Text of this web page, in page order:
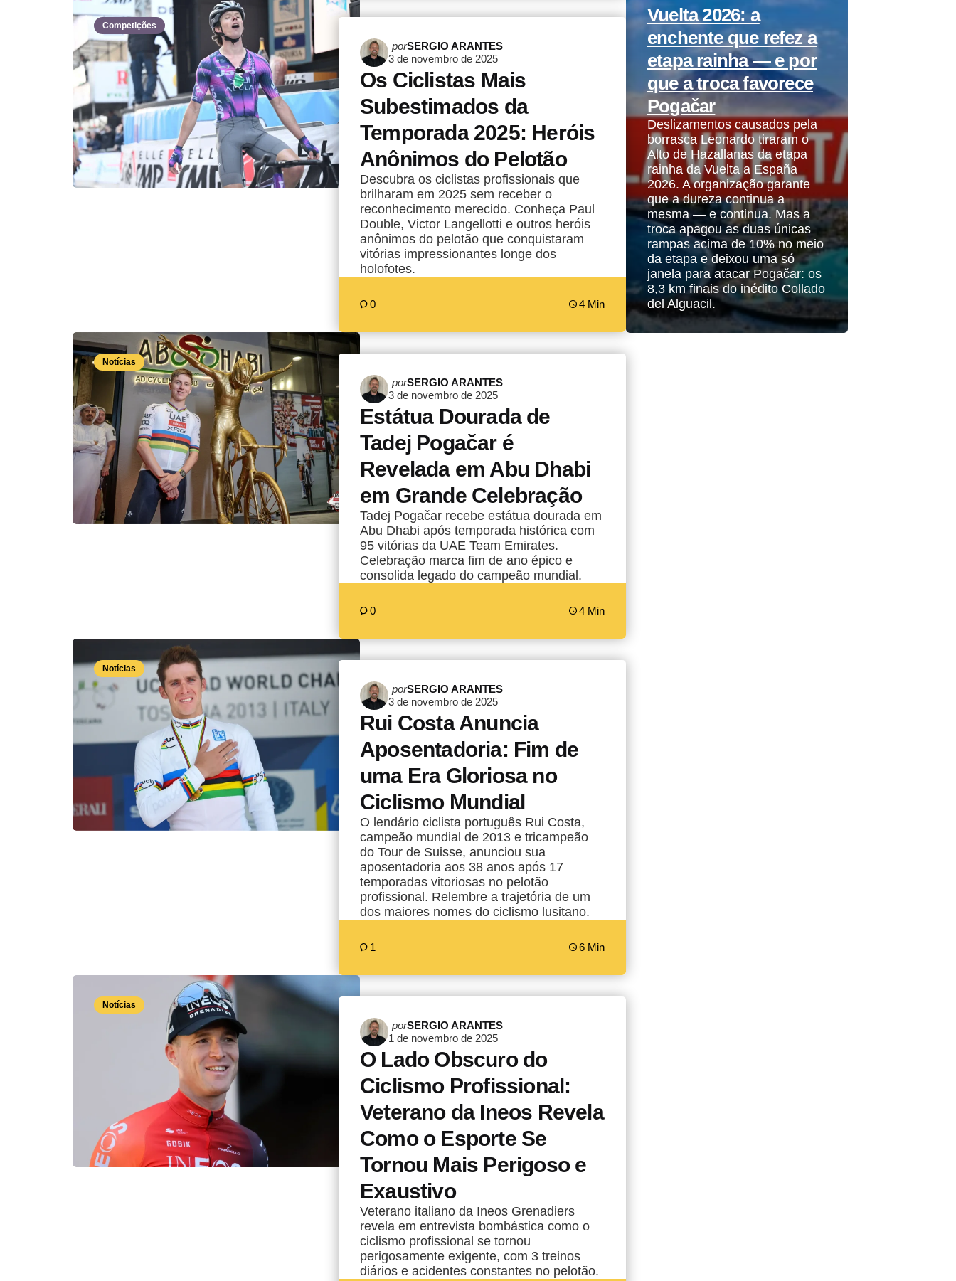
Competições
Postado
por
porSERGIO ARANTES
3 de novembro de 2025
Os Ciclistas Mais
Subestimados da
Temporada 2025: Heróis
Anônimos do Pelotão
Descubra os ciclistas profissionais que
brilharam em 2025 sem receber o
reconhecimento merecido. Conheça Paul
Double, Victor Langellotti e outros heróis
anônimos do pelotão que conquistaram
vitórias impressionantes longe dos
holofotes.
0 4 Min
Notícias
Postado
por
porSERGIO ARANTES
3 de novembro de 2025
Estátua Dourada de
Tadej Pogačar é
Revelada em Abu Dhabi
em Grande Celebração
Tadej Pogačar recebe estátua dourada em
Abu Dhabi após temporada histórica com
95 vitórias da UAE Team Emirates.
Celebração marca fim de ano épico e
consolida legado do campeão mundial.
0 4 Min
Notícias
Postado
por
porSERGIO ARANTES
3 de novembro de 2025
Rui Costa Anuncia
Aposentadoria: Fim de
uma Era Gloriosa no
Ciclismo Mundial
O lendário ciclista português Rui Costa,
campeão mundial de 2013 e tricampeão
do Tour de Suisse, anunciou sua
aposentadoria aos 38 anos após 17
temporadas vitoriosas no pelotão
profissional. Relembre a trajetória de um
dos maiores nomes do ciclismo lusitano.
1 6 Min
Notícias
Postado
por
porSERGIO ARANTES
1 de novembro de 2025
O Lado Obscuro do
Ciclismo Profissional:
Veterano da Ineos Revela
Como o Esporte Se
Tornou Mais Perigoso e
Exaustivo
Veterano italiano da Ineos Grenadiers
revela em entrevista bombástica como o
ciclismo profissional se tornou
perigosamente exigente, com 3 treinos
diários e acidentes constantes no pelotão.
Vuelta 2026: a
enchente que refez a
etapa rainha — e por
que a troca favorece
Pogačar
Deslizamentos causados pela
borrasca Leonardo tiraram o
Alto de Hazallanas da etapa
rainha da Vuelta a España
2026. A organização garante
que a dureza continua a
mesma — e continua. Mas a
troca apagou as duas únicas
rampas acima de 10% no meio
da etapa e deixou uma só
janela para atacar Pogačar: os
8,3 km finais do inédito Collado
del Alguacil.